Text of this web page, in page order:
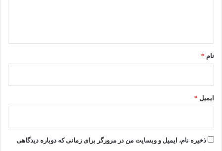
نام *
ایمیل *
ذخیره نام، ایمیل و وبسایت من در مرورگر برای زمانی که دوباره دیدگاهی